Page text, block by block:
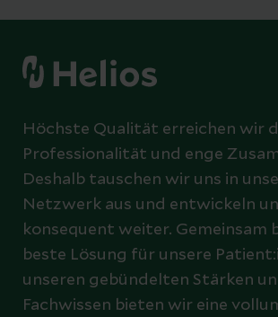
Höchste Qualität erreichen wir
Professionalität und enge
Deshalb tauschen wir uns in
Netzwerk aus und entwickeln
konsequent weiter. Gemeinsam
beste Lösung für unsere
unseren gebündelten Stärken
Fachwissen bieten wir eine